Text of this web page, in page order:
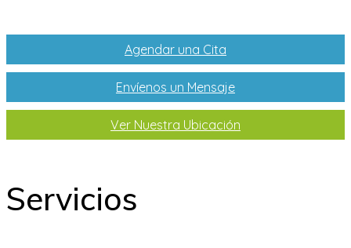
Agendar una Cita
Envíenos un Mensaje
Ver Nuestra Ubicación
Servicios